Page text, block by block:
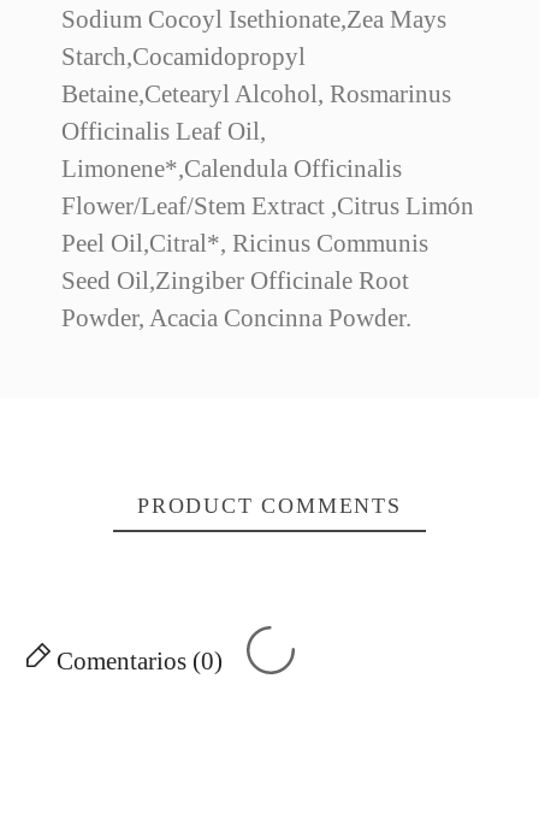
Sodium Cocoyl Isethionate,Zea Mays
Starch,Cocamidopropyl
Betaine,Cetearyl Alcohol, Rosmarinus
Officinalis Leaf Oil,
Limonene*,Calendula Officinalis
Flower/Leaf/Stem Extract ,Citrus Limón
Peel Oil,Citral*, Ricinus Communis
Seed Oil,Zingiber Officinale Root
Powder, Acacia Concinna Powder.
PRODUCT COMMENTS
Comentarios (0)